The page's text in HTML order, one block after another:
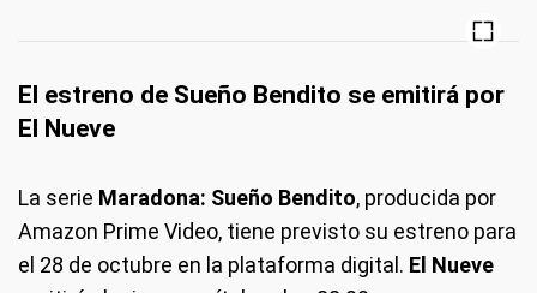
El estreno de Sueño Bendito se emitirá por
El Nueve
La serie Maradona: Sueño Bendito, producida por
Amazon Prime Video, tiene previsto su estreno para
el 28 de octubre en la plataforma digital. El Nueve